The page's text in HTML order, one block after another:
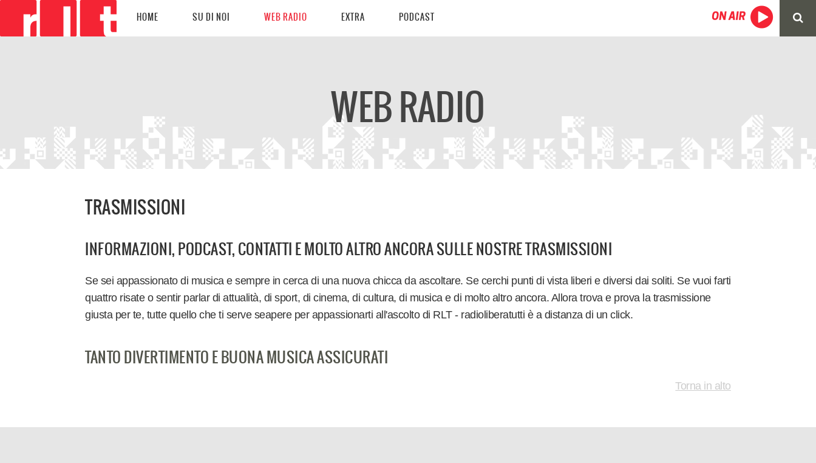
HOME SU DI NOI WEB RADIO EXTRA PODCAST
WEB RADIO
TRASMISSIONI
INFORMAZIONI, PODCAST, CONTATTI E MOLTO ALTRO ANCORA SULLE NOSTRE TRASMISSIONI
Se sei appassionato di musica e sempre in cerca di una nuova chicca da ascoltare. Se cerchi punti di vista liberi e diversi dai soliti. Se vuoi farti
quattro risate o sentir parlar di attualità, di sport, di cinema, di cultura, di musica e di molto altro ancora. Allora trova e prova la trasmissione
giusta per te, tutte quello che ti serve seapere per appassionarti all'ascolto di RLT - radioliberatutti è a distanza di un click.
TANTO DIVERTIMENTO E BUONA MUSICA ASSICURATI
Torna in alto